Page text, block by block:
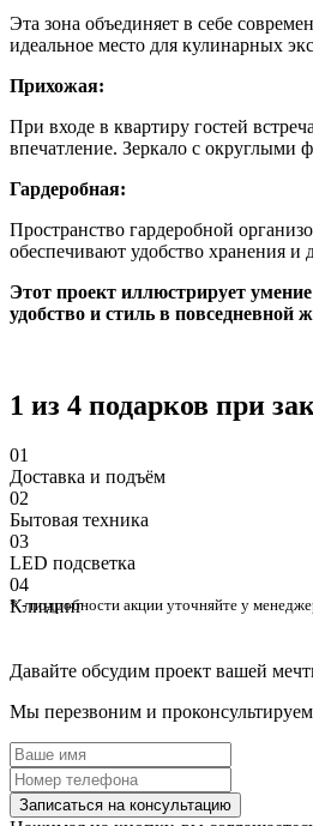
Эта зона объединяет в себе
идеальное место для кулинарных
Прихожая:
При входе в квартиру гостей
впечатление. Зеркало с округлыми
Гардеробная:
Пространство гардеробной
обеспечивают удобство хранения и
Этот проект иллюстрирует
удобство и стиль в повседневной
1 из 4 подарков при
01
Доставка и подъём
02
Бытовая техника
03
⁠LED подсветка
04
Клининг
* - подробности акции уточняйте у
Давайте обсудим проект вашей
Мы перезвоним и проконсультируем
Записаться на консультацию